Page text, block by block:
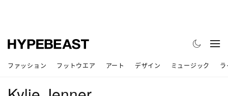
ファッション フットウエア アート デザイン ミュージック